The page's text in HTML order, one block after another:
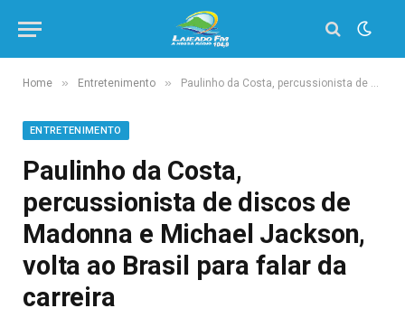
Home » Entretenimento » Paulinho da Costa, percussionista de discos de Madonna e Michael Jackson, volta ao Brasil para falar da carreira
ENTRETENIMENTO
Paulinho da Costa,
percussionista de discos de
Madonna e Michael Jackson,
volta ao Brasil para falar da
carreira